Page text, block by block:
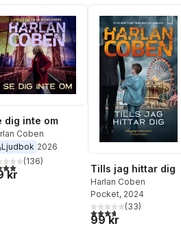
röster:
dig inte om
Coben
Ljudbok 2026
utav 5 stjärnor. Totalt antal röster:
(136)
kr Tills jag hittar dig
Harlan Coben
Pocket, 2024
3,7utav 5 stjärnor.
(33)
99 kr